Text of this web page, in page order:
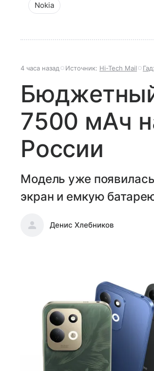
Nokia
4 часа назад Источник: Hi-Tech Mail
7500 мАч
России
Модель уже
экран и емкую
Денис Хлебников